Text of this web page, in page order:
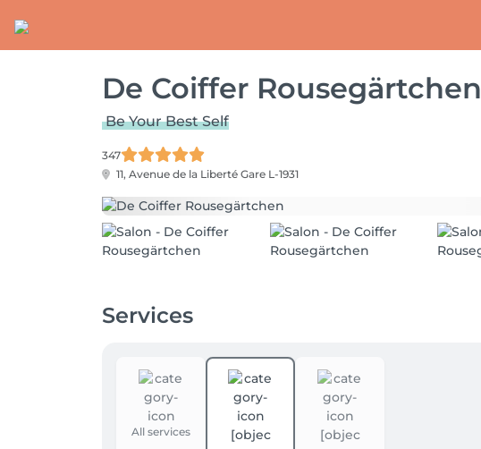
De Coiffer Rousegärtchen
Be Your Best Self
347
11, Avenue de la Liberté Gare L-1931
Services
All services